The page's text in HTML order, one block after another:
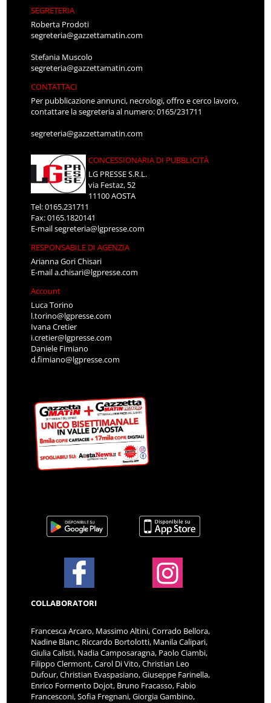
SEGRETERIA
Roberta Prodoti
segreteria@gazzettamatin.com
Stefania Muscolo
segreteria@gazzettamatin.com
CONTATTACI
Per pubblicazione annunci, necrologi, offro e cerco lavoro,
contattare la segreteria al numero: 0165/231711
segreteria@gazzettamatin.com
CONCESSIONARIA DI PUBBLICITÀ
LG PRESSE S.R.L.
via Festaz, 52
11100 AOSTA
Tel: 0165.231711
Fax: 0165.1820141
E-mailsegreteria@lgpresse.com
RESPONSABILE DI AGENZIA
Arianna Gori Chisari
E-maila.chisari@lgpresse.com
Account
Luca Torino
l.torino@lgpresse.com
Ivana Cretier
i.cretier@lgpresse.com
Daniele Fimiano
d.fimiano@lgpresse.com
COLLABORATORI
Francesca Arcaro, Massimo Altini, Corrado Bellora,
Nadine Blanc, Riccardo Bortolotti, Manila Calipari,
Giulia Calisti, Nadia Camposaragna, Paolo Ciambi,
Filippo Clermont, Carol Di Vito, Christian Leo
Dufour, Christian Evaspasiano, Giuseppe Farinella,
Enrico Formento Dojot, Bruno Fracasso, Fabio
Francesconi, Sofia Fregnani, Giorgia Gambino,